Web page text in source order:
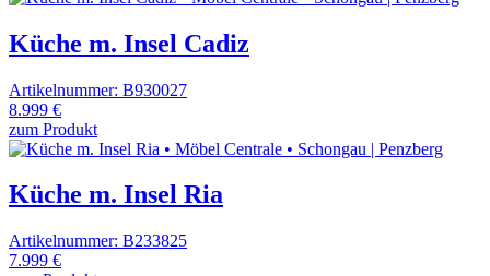
Küche m. Insel Cadiz
Artikelnummer: B930027
8.999 €
zum Produkt
Küche m. Insel Ria
Artikelnummer: B233825
7.999 €